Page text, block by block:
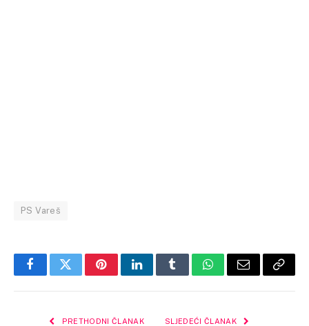
PS Vareš
FacebookTwitterPinterestLinkedInTumblrWhatsApp
Email Copy
PRETHODNI ČLANAK SLJEDEĆI ČLANAK